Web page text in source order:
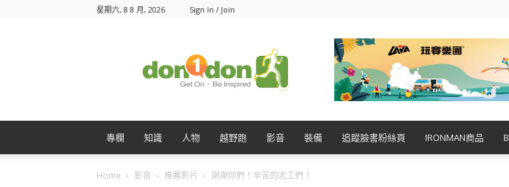
星期六, 8 8 月, 2026 Sign in / Join
專欄 知識 人物 越野跑 影音 裝備 追蹤臉書粉絲頁 IRONMAN商品
Home 影音 推薦影片 謝謝你們！辛苦的志工們！